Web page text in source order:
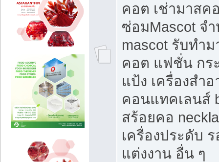
คอต เช่ามาสค
ซ่อมMascot จ
mascot รับทำ
คอต แฟชั่น กระ
แป้ง เครื่องสำ
คอนแทคเลนส์
สร้อยคอ
เครื่องประดับ ร
แต่งงาน อื่น ๆ